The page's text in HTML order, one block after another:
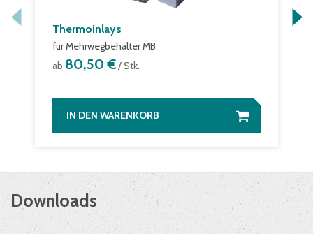
Thermoinlays
für Mehrwegbehälter MB
ab 80,50 €/ Stk.
IN DEN WARENKORB
Downloads